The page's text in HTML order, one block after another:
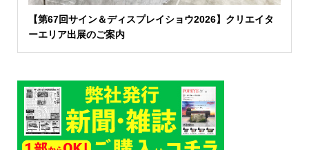
【第67回サイン＆ディスプレイショウ2026】クリエイタ
ーエリア出展のご案内